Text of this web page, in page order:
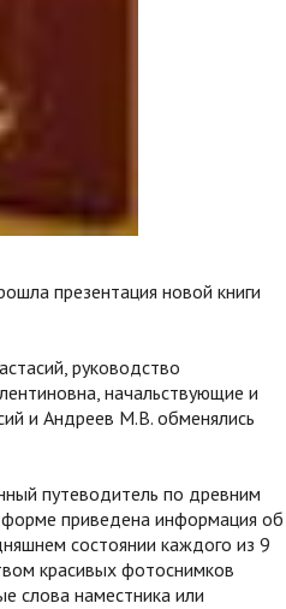
презентация новой книги
руководство
начальствующие и
и Андреев М.В. обменялись
путеводитель по древним
приведена информация об
состоянии каждого из 9
красивых фотоснимков
слова наместника или